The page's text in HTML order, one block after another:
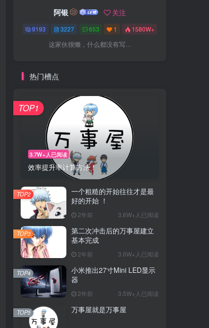
阿银 关注
9193 3227 653 1 1580W+
这家伙很懒，什么都没有写...
热门槽点
3.7W+人已阅读
效率提升率计算方法！
TOP1
一个粗糙的开始往往才是最
好的开始 ！
2年前 3.6W+人已阅读
TOP2
第二次冲击后的万事屋建立
基本完成
2年前 3.6W+人已阅读
TOP3
小米推出27寸Mini LED显示
器
2年前 3.5W+人已阅读
TOP4
万事屋就是万事屋
TOP5